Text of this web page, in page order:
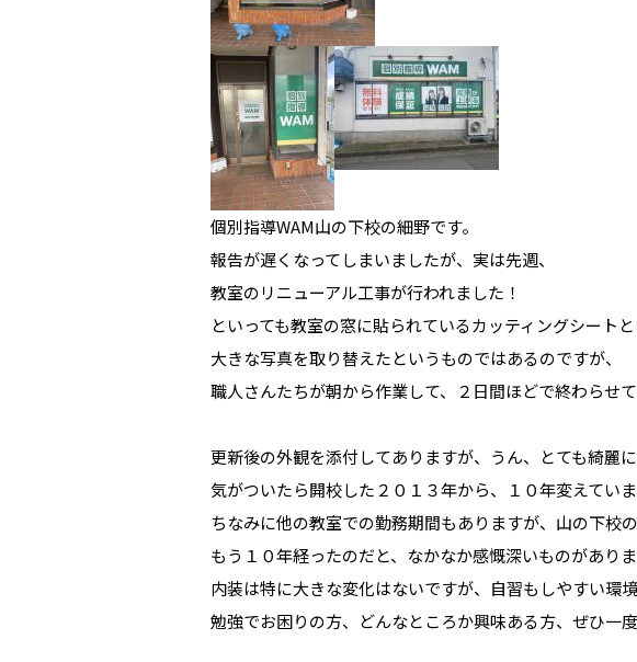
個別指導WAM山の下校の細野です。
報告が遅くなってしまいましたが、実は先週、
教室のリニューアル工事が行われました！
といっても教室の窓に貼られているカッティングシートと
大きな写真を取り替えたというものではあるのですが、
職人さんたちが朝から作業して、２日間ほどで終わらせて
更新後の外観を添付してありますが、うん、とても綺麗
気がついたら開校した２０１３年から、１０年変えてい
ちなみに他の教室での勤務期間もありますが、山の下校
もう１０年経ったのだと、なかなか感慨深いものがありま
内装は特に大きな変化はないですが、自習もしやすい環境
勉強でお困りの方、どんなところか興味ある方、ぜひ一